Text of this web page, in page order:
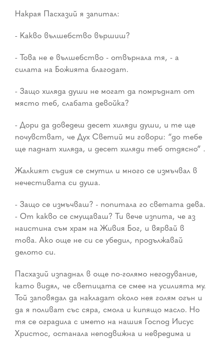
Накрая Пасхазий я запитал:
- Какво вълшебство вършиш?
- Това не е вълшебство - отвърнала тя, - а
силата на Божията благодат.
- Защо хиляда души не могат да помръднат от
място теб, слабата девойка?
- Дори да доведеш десет хиляди души, и те ще
почувстват, че Дух Светий ми говори: “до тебе
ще паднат хиляда, и десет хиляди теб отдясно” .
Жалкият съдия се смутил и много се измъчвал в
нечестивата си душа.
- Защо се измъчваш? - попитала го светата дева.
- От какво се смущаваш? Ти вече изпита, че аз
наистина съм храм на Живия Бог, и вярвай в
това. Ако още не си се убедил, продължавай
делото си.
Пасхазий изпаднал в още по-голямо негодувание,
като видял, че светицата се смее на усилията му.
Той заповядал да накладат около нея голям огън и
да я поливат със сяра, смола и кипящо масло. Но
тя се оградила с името на нашия Господ Иисус
Христос, останала неподвижна и невредима и